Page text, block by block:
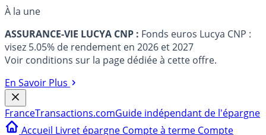
À la une
ASSURANCE-VIE LUCYA CNP : Fonds euros Lucya CNP :
visez 5.05% de rendement en 2026 et 2027
Voir conditions sur la page dédiée à cette offre.
En Savoir Plus
FranceTransactions.comGuide indépendant de l'épargne
Accueil Livret épargne Compte à terme Compte